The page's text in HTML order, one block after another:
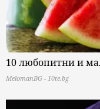
10 любопитни и
MelomanBG - 10te.bg